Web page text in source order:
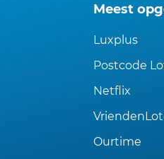
Meest
Luxplus
Postcode
Netflix
Ourtime